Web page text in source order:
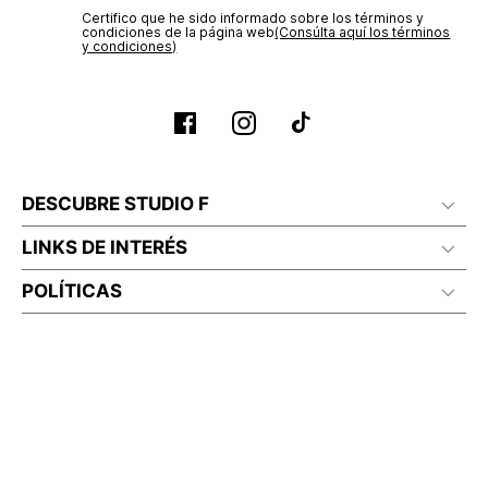
Certifico que he sido informado sobre los términos y
condiciones de la página web‎(Consúlta aquí los términos
y condiciones)
DESCUBRE STUDIO F
LINKS DE INTERÉS
POLÍTICAS